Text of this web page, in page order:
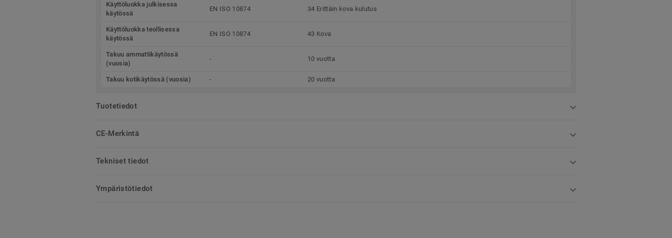
Käyttöluokka julkisessa
käytössä
EN ISO 10874 34 Erittäin kova kulutus
Käyttöluokka teollisessa
käytössä
EN ISO 10874 43 Kova
Takuu ammattikäytössä
(vuosia)
- 10 vuotta
Takuu kotikäytössä (vuosia) - 20 vuotta
Tuotetiedot
CE-Merkintä
Tekniset tiedot
Ympäristötiedot